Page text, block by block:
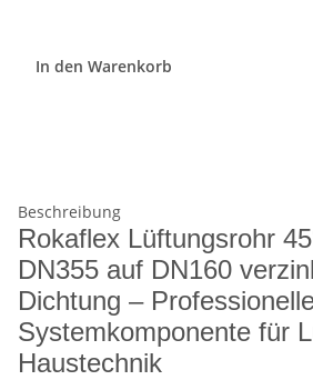
In den Warenkorb
Beschreibung
Rokaflex Lüftungsrohr
DN355 auf DN160
Dichtung –
Systemkomponente für
Haustechnik